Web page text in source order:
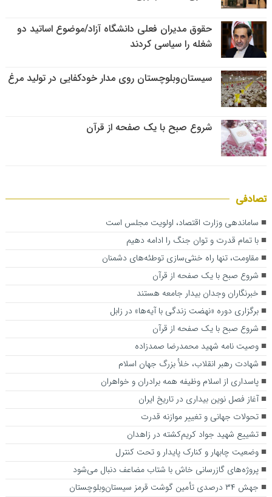
حقوق مدیران فعلی دانشگاه آزاد/موضوع اساتید دو
شغله را سیاسی کردند
سیستان‌وبلوچستان روی مدار خودکفایی در تولید مرغ
شروع صبح با یک صفحه از قرآن
تصادفی
ساماندهی وزارت اقتصاد، اولویت مجلس است
با تمام ﻗﺪرت و ﺗﻮان ﺟﻨﮓ را اداﻣﻪ دﻫﯿﻢ
مقاومت، تنها راه خنثی‌سازی توطئه‌های دشمنان
شروع صبح با یک صفحه از قرآن
خبرنگاران وجدان بیدار جامعه هستند
برگزاری دوره «نهضت زندگی با آیه‌ها» در زابل
شروع صبح با یک صفحه از قرآن
وصیت نامه شهید محمدرضا صمدزاده
شهادت رهبر انقلاب، خلأ بزرگ جهان اسلام
پاسداری از اسلام وظیفه همه برادران و خواهران
آغاز فصل نوین بیداری در تاریخ ایران
تحولات جهانی و تغییر موازنه قدرت
تشییع شهید جواد کریم‌کشته در زاهدان
وضعیت چابهار و کنارک پایدار و تحت کنترل
پروژه‌های گازرسانی خاش با شتاب مضاعف دنبال می‌شود
جهش ۳۴ درصدی تأمین گوشت قرمز سیستان‌وبلوچستان